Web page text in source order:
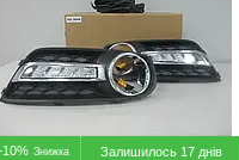
Залишилось 17 днів